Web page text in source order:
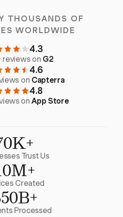
THOUSANDS OF
WORLDWIDE
4.3
reviews on G2
4.6
on Capterra
4.8
onApp Store
Trust Us
Created
Processed